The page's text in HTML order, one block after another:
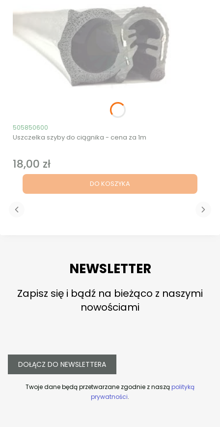
Kod produktu
505850600
Uszczelka szyby do ciągnika - cena za 1m
Cena
18,00 zł
DO KOSZYKA
NEWSLETTER
Zapisz się i bądź na bieżąco z naszymi
nowościami
DOŁĄCZ DO NEWSLETTERA
Twoje dane będą przetwarzane zgodnie z nasząpolityką
prywatności.